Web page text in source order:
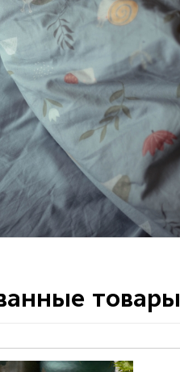
товары